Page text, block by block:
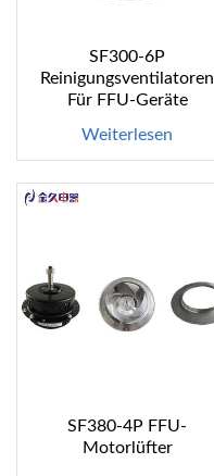
SF300-6P
Reinigungsventilatoren
Für FFU-Geräte
Weiterlesen
SF380-4P FFU-
Motorlüfter